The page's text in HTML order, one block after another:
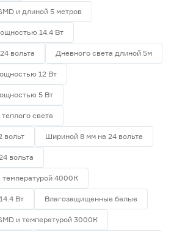
и длиной 5 метров
14.4 Вт
вольта Дневного света длиной 5м
12 Вт
5 Вт
света
вольт Шириной 8 мм на 24 вольта
вольта
4000К
Вт Влагозащищенные белые
и температурой 3000К